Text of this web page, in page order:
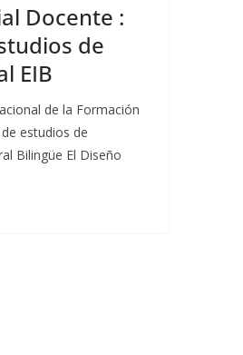
Docente :
de
EIB
de la Formación
estudios de
Bilingüe El Diseño